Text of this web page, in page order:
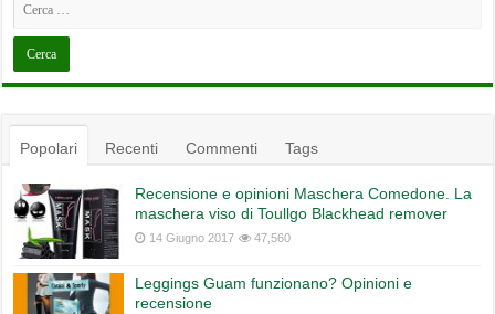
Popolari Recenti Commenti Tags
Recensione e opinioni Maschera Comedone. La
maschera viso di Toullgo Blackhead remover
14 Giugno 2017 47,560
Leggings Guam funzionano? Opinioni e
recensione